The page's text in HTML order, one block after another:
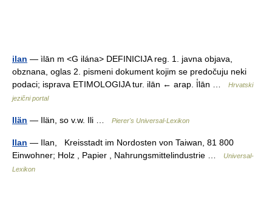
ilan — ìlān m <G ilána> DEFINICIJA reg. 1. javna objava,
obznana, oglas 2. pismeni dokument kojim se predočuju neki
podaci; isprava ETIMOLOGIJA tur. ilān ← arap. ī̔lān …
Hrvatski
jezični portal
Ilän — Ilän, so v.w. Ili … Pierer's Universal-Lexikon
Ilan — Ilan, Kreisstadt im Nordosten von Taiwan, 81 800
Einwohner; Holz , Papier , Nahrungsmittelindustrie …
Universal-
Lexikon